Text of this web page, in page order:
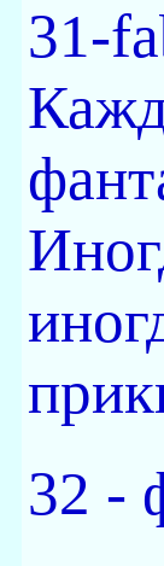
31-
32 -